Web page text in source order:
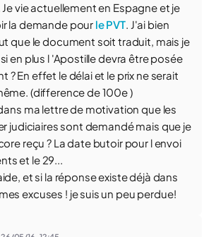
vie actuellement en Espagne et je
la demande pour le PVT. J'ai bien
que le document soit traduit, mais je
en plus l 'Apostille devra être posée
? En effet le délai et le prix ne serait
(difference de 100e )
ma lettre de motivation que les
judiciaires sont demandé mais que je
reçu ? La date butoir pour l envoi
et le 29...
et si la réponse existe déjà dans
excuses ! je suis un peu perdue!